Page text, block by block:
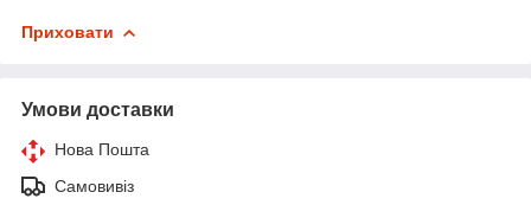
Приховати
Умови доставки
Нова Пошта
Самовивіз